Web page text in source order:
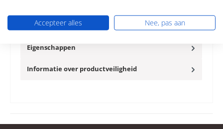
55H Heta Inspire 55H Zijsteen rechts Kerngegevens:
verbrandings…Meer
Eigenschappen
Informatie over productveiligheid
Accepteer alles Nee, pas aan